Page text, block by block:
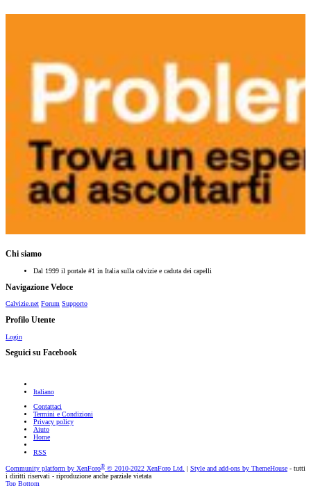
Chi siamo
Dal 1999 il portale #1 in Italia sulla calvizie e caduta dei capelli
Navigazione Veloce
Calvizie.net Forum Supporto
Profilo Utente
Login
Seguici su Facebook
Italiano
Contattaci
Termini e Condizioni
Privacy policy
Aiuto
Home
RSS
Community platform by XenForo® © 2010-2022 XenForo Ltd. Style and add-ons by ThemeHouse - tutti
i diritti riservati - riproduzione anche parziale vietata
Top Bottom